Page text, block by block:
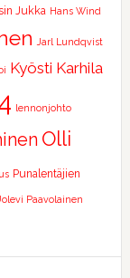
Jukka Hans Wind
Jarl Lundqvist
Kyösti Karhila
lennonjohto
Olli
Punalentäjien
Paavolainen